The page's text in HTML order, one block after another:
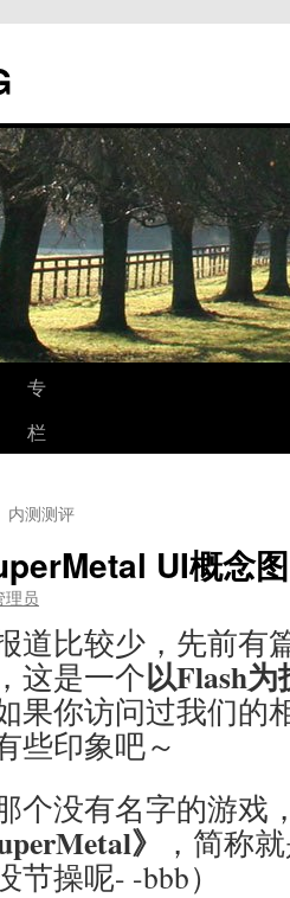
专
栏
内测测评
UI概念图
理员
道比较少，先前有
这是一个以Flash
果你访问过我们的
些印象吧～
没有名字的游戏
》
，简称
操呢- -bbb）